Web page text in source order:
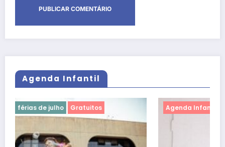
Agenda Infantil
Agenda Infantil férias de julho